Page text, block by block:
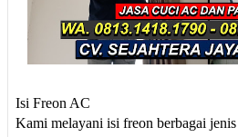
Isi Freon AC
Kami melayani isi freon berbagai jenis